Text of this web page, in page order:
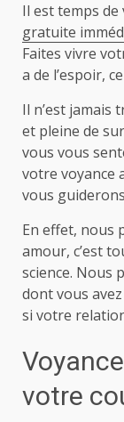
Il est temps
gratuite
Faites vivre
a de l’espoir,
Il n’est jamais
et pleine de
vous vous
votre voyance
vous
En effet, nous
amour, c’est
science. Nous
dont vous
si votre
votre